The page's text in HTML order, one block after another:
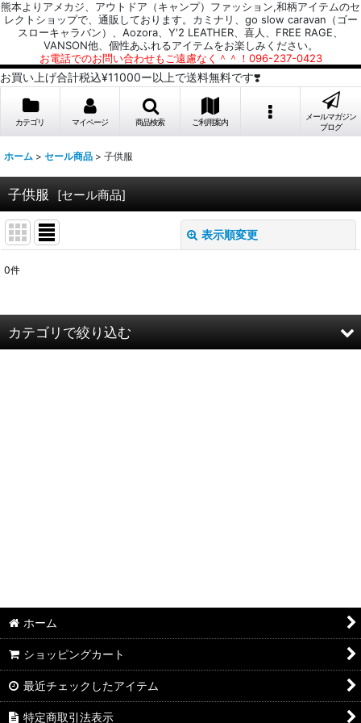
熊本よりアメカジ、アウトドア（キャンプ）ファッション,和柄アイテムのセ
レクトショップで、通販しております。カミナリ、go slow caravan（ゴー
スローキャラバン）、Aozora、Y'2 LEATHER、喜人、FREE RAGE、
VANSON他、個性あふれるアイテムをお楽しみください。
お電話でのお問い合わせもご遠慮なく＾＾！096-237-0423
お買い上げ合計税込¥11000ー以上で送料無料です❣️
カテゴリ マイページ 商品検索 ご利用案内
メールマガジン
ブログ
ホーム > セール商品 > 子供服
子供服 [セール商品]
表示順変更
表示数 :
0件
カテゴリで絞り込む
ホーム
ショッピングカート
最近チェックしたアイテム
特定商取引法表示